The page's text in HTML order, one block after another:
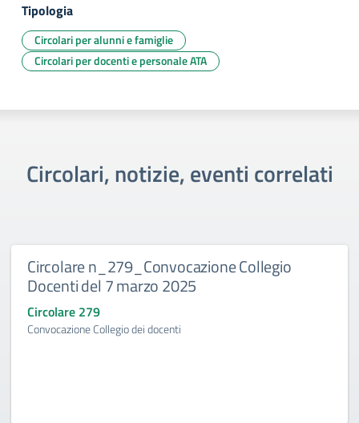
Tipologia
Circolari per alunni e famiglie
Circolari per docenti e personale ATA
Circolari, notizie, eventi correlati
Circolare n_279_Convocazione Collegio
Docenti del 7 marzo 2025
Circolare 279
Convocazione Collegio dei docenti